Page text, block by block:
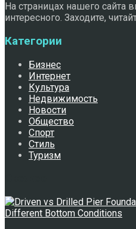
На страницах нашего сайта
интересного. Заходите,
Категории
Бизнес
Интернет
Культура
Недвижимость
Новости
Общество
Спорт
Стиль
Туризм